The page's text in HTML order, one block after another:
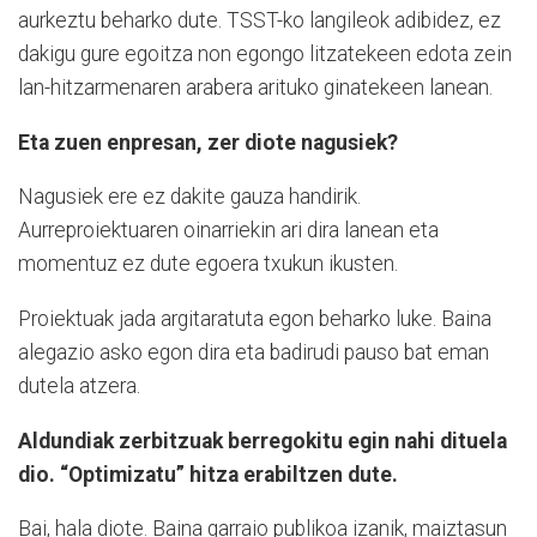
aurkeztu beharko dute. TSST-ko langileok adibidez, ez
dakigu gure egoitza non egongo litzatekeen edota zein
lan-hitzarmenaren arabera arituko ginatekeen lanean.
Eta zuen enpresan, zer diote nagusiek?
Nagusiek ere ez dakite gauza handirik.
Aurreproiektuaren oinarriekin ari dira lanean eta
momentuz ez dute egoera txukun ikusten.
Proiektuak jada argitaratuta egon beharko luke. Baina
alegazio asko egon dira eta badirudi pauso bat eman
dutela atzera.
Aldundiak zerbitzuak berregokitu egin nahi dituela
dio. “Optimizatu” hitza erabiltzen dute.
Bai, hala diote. Baina garraio publikoa izanik, maiztasun